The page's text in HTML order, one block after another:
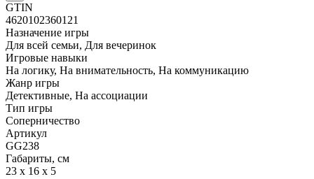
GTIN
4620102360121
Назначение игры
Для всей семьи, Для вечеринок
Игровые навыки
На логику, На внимательность, На коммуникацию
Жанр игры
Детективные, На ассоциации
Тип игры
Соперничество
Артикул
GG238
Габариты, см
23 x 16 x 5